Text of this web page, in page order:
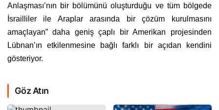
Anlaşması’nın bir bölümünü oluşturduğu ve tüm bölgede
İsrailliler ile Araplar arasında bir çözüm kurulmasını
amaçlayan” daha geniş çaplı bir Amerikan projesinden
Lübnan’ın etkilenmesine bağlı farklı bir açıdan kendini
gösteriyor.
Göz Atın